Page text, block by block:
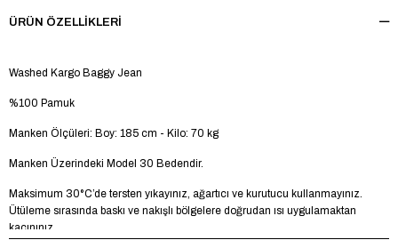
ÜRÜN ÖZELLIKLERI
Washed Kargo Baggy Jean
%100 Pamuk
Manken Ölçüleri: Boy: 185 cm - Kilo: 70 kg
Manken Üzerindeki Model 30 Bedendir.
Maksimum 30°C’de tersten yıkayınız, ağartıcı ve kurutucu kullanmayınız.
Ütüleme sırasında baskı ve nakışlı bölgelere doğrudan ısı uygulamaktan
kaçınınız.